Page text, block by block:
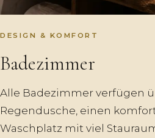
DESIGN & KOMFORT
Badezimmer
Alle Badezimmer verfügen
Regendusche, einen
Waschplatz mit viel